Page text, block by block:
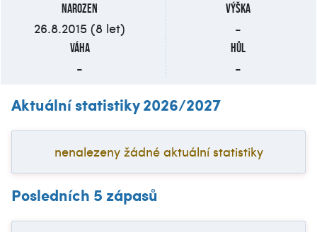
Narozen
26.8.2015 (8 let)
Výška
-
Váha
-
Hůl
-
Aktuální statistiky 2026/2027
nenalezeny žádné aktuální statistiky
Posledních 5 zápasů